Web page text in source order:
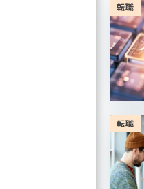
転職
転職